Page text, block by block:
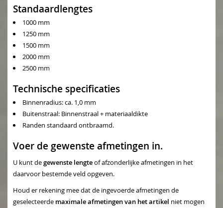
Standaardlengtes
1000 mm
1250 mm
1500 mm
2000 mm
2500 mm
Technische specificaties
Binnenradius: ca. 1,0 mm
Buitenstraal: Binnenstraal + materiaaldikte
Randen standaard ontbraamd.
Voer de gewenste afmetingen in.
U kunt degewenste lengteof afzonderlijke afmetingen in het
daarvoor bestemde veld opgeven.
Houd er rekening mee dat de ingevoerde afmetingen de
geselecteerde maximale afmetingen van het artikel niet mogen